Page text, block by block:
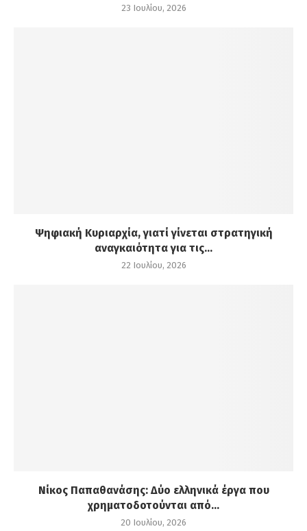
23 Ιουλίου, 2026
Ψηφιακή Κυριαρχία, γιατί γίνεται στρατηγική
αναγκαιότητα για τις...
22 Ιουλίου, 2026
Νίκος Παπαθανάσης: Δύο ελληνικά έργα που
χρηματοδοτούνται από...
20 Ιουλίου, 2026